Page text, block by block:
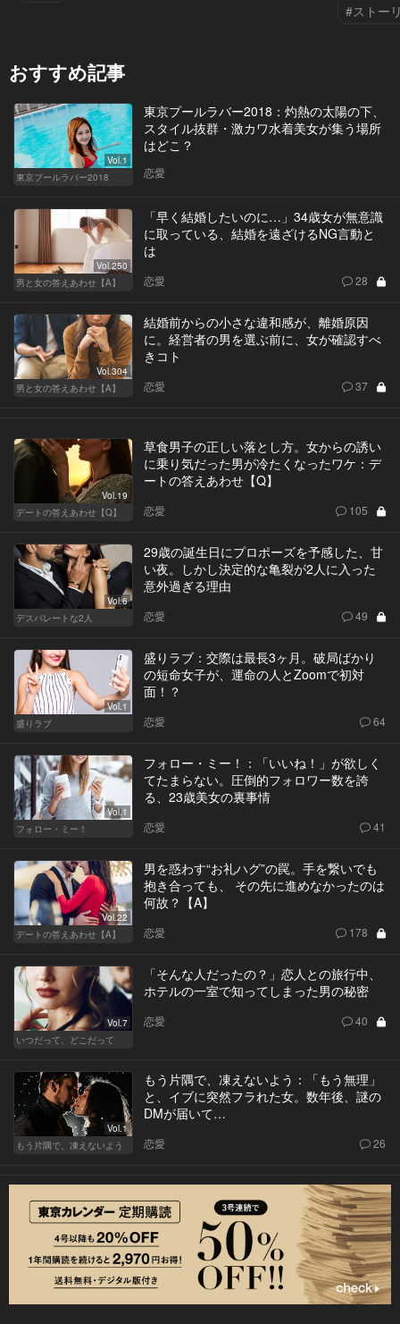
#ストー
おすすめ記事
Vol.1
東京プールラバー2018
東京プールラバー2018：灼熱の太陽の下、
スタイル抜群・激カワ水着美女が集う場所
はどこ？
恋愛
Vol.250
男と女の答えあわせ【A】
「早く結婚したいのに…」34歳女が無意識
に取っている、結婚を遠ざけるNG言動と
は
恋愛 28
Vol.304
男と女の答えあわせ【A】
結婚前からの小さな違和感が、離婚原因
に。経営者の男を選ぶ前に、女が確認すべ
きコト
恋愛 37
Vol.19
デートの答えあわせ【Q】
草食男子の正しい落とし方。女からの誘い
に乗り気だった男が冷たくなったワケ：デ
ートの答えあわせ【Q】
恋愛 105
Vol.6
デスパレートな2人
29歳の誕生日にプロポーズを予感した、甘
い夜。しかし決定的な亀裂が2人に入った
意外過ぎる理由
恋愛 49
Vol.1
盛りラブ
盛りラブ：交際は最長3ヶ月。破局ばかり
の短命女子が、運命の人とZoomで初対
面！？
恋愛 64
Vol.1
フォロー・ミー！
フォロー・ミー！：「いいね！」が欲しく
てたまらない。圧倒的フォロワー数を誇
る、23歳美女の裏事情
恋愛 41
Vol.22
デートの答えあわせ【A】
男を惑わす“お礼ハグ”の罠。手を繋いでも
抱き合っても、 その先に進めなかったのは
何故？【A】
恋愛 178
Vol.7
いつだって、どこだって
「そんな人だったの？」恋人との旅行中、
ホテルの一室で知ってしまった男の秘密
恋愛 40
Vol.1
もう片隅で、凍えないよう
もう片隅で、凍えないよう：「もう無理」
と、イブに突然フラれた女。数年後、謎の
DMが届いて…
恋愛 26